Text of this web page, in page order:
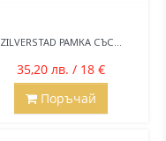
ZILVERSTAD РАМКА СЪС...
35,20 лв. / 18 €
Поръчай